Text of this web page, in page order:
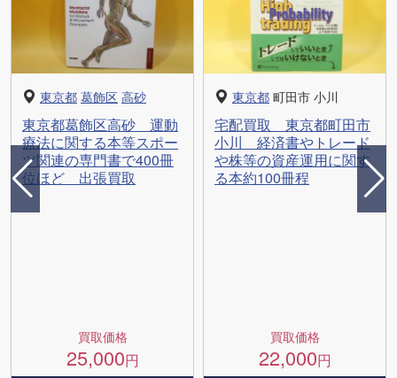
東京都 葛飾区 高砂
東京都葛飾区高砂 運動
療法に関する本等スポー
ツ関連の専門書で400冊
位ほど 出張買取
買取価格
25,000円
東京都 町田市 小川
宅配買取 東京都町田市
小川 経済書やトレード
や株等の資産運用に関す
る本約100冊程
買取価格
22,000円